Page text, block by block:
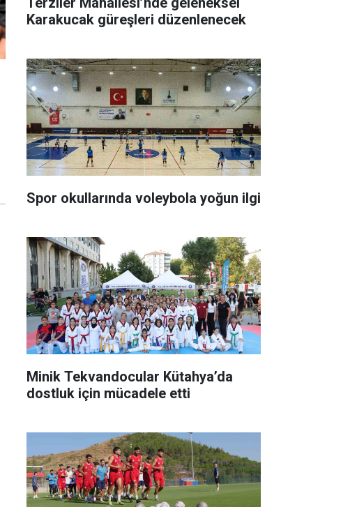
Karakucak güreşleri düzenlenecek
Spor okullarında voleybola yoğun ilgi
Minik Tekvandocular Kütahya’da
dostluk için mücadele etti